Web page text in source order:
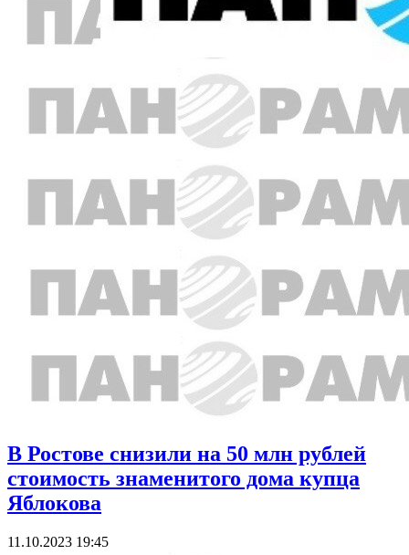
В Ростове снизили на 50 млн рублей
стоимость знаменитого дома купца
Яблокова
11.10.2023 19:45